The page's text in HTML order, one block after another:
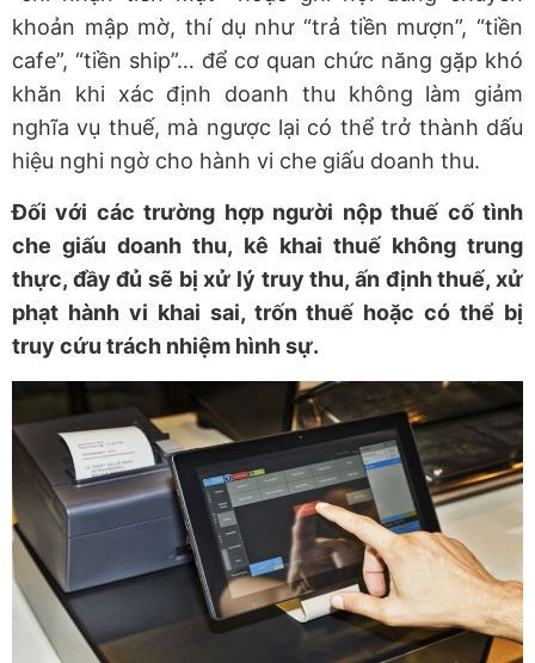
khoản mập mờ, thí dụ như “trả tiền mượn”, “tiền
cafe”, “tiền ship”… để cơ quan chức năng gặp khó
khăn khi xác định doanh thu không làm giảm
nghĩa vụ thuế, mà ngược lại có thể trở thành dấu
hiệu nghi ngờ cho hành vi che giấu doanh thu.
Đối với các trường hợp người nộp thuế cố tình
che giấu doanh thu, kê khai thuế không trung
thực, đầy đủ sẽ bị xử lý truy thu, ấn định thuế, xử
phạt hành vi khai sai, trốn thuế hoặc có thể bị
truy cứu trách nhiệm hình sự.